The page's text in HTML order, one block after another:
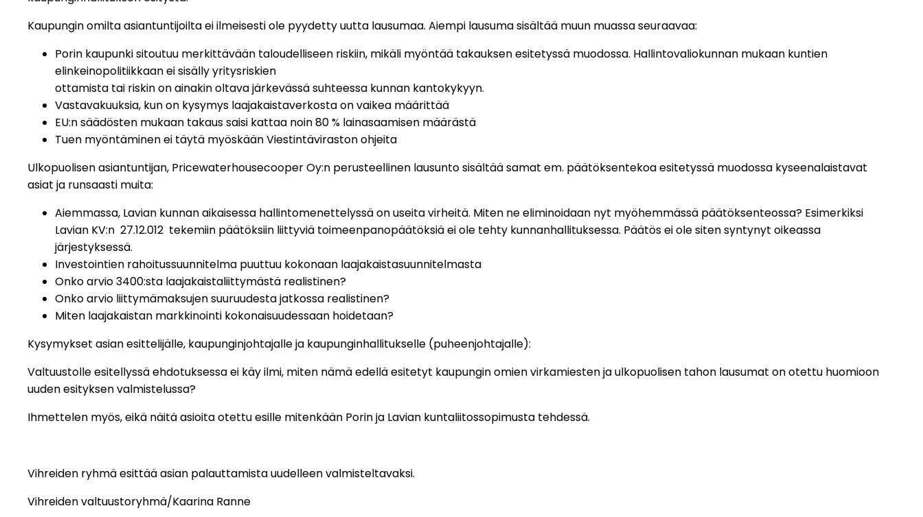
Kaupungin omilta asiantuntijoilta ei ilmeisesti ole pyydetty uutta lausumaa. Aiempi lausuma sisältää muun muassa seuraavaa:
Porin kaupunki sitoutuu merkittävään taloudelliseen riskiin, mikäli myöntää takauksen esitetyssä muodossa. Hallintovaliokunnan mukaan kuntien
elinkeinopolitiikkaan ei sisälly yritysriskien
ottamista tai riskin on ainakin oltava järkevässä suhteessa kunnan kantokykyyn.
Vastavakuuksia, kun on kysymys laajakaistaverkosta on vaikea määrittää
EU:n säädösten mukaan takaus saisi kattaa noin 80 % lainasaamisen määrästä
Tuen myöntäminen ei täytä myöskään Viestintäviraston ohjeita
Ulkopuolisen asiantuntijan, Pricewaterhousecooper Oy:n perusteellinen lausunto sisältää samat em. päätöksentekoa esitetyssä muodossa kyseenalaistavat
asiat ja runsaasti muita:
Aiemmassa, Lavian kunnan aikaisessa hallintomenettelyssä on useita virheitä. Miten ne eliminoidaan nyt myöhemmässä päätöksenteossa? Esimerkiksi
Lavian KV:n 27.12.012 tekemiin päätöksiin liittyviä toimeenpanopäätöksiä ei ole tehty kunnanhallituksessa. Päätös ei ole siten syntynyt oikeassa
järjestyksessä.
Investointien rahoitussuunnitelma puuttuu kokonaan laajakaistasuunnitelmasta
Onko arvio 3400:sta laajakaistaliittymästä realistinen?
Onko arvio liittymämaksujen suuruudesta jatkossa realistinen?
Miten laajakaistan markkinointi kokonaisuudessaan hoidetaan?
Kysymykset asian esittelijälle, kaupunginjohtajalle ja kaupunginhallitukselle (puheenjohtajalle):
Valtuustolle esitellyssä ehdotuksessa ei käy ilmi, miten nämä edellä esitetyt kaupungin omien virkamiesten ja ulkopuolisen tahon lausumat on otettu huomioon
uuden esityksen valmistelussa?
Ihmettelen myös, eikä näitä asioita otettu esille mitenkään Porin ja Lavian kuntaliitossopimusta tehdessä.
Vihreiden ryhmä esittää asian palauttamista uudelleen valmisteltavaksi.
Vihreiden valtuustoryhmä/Kaarina Ranne